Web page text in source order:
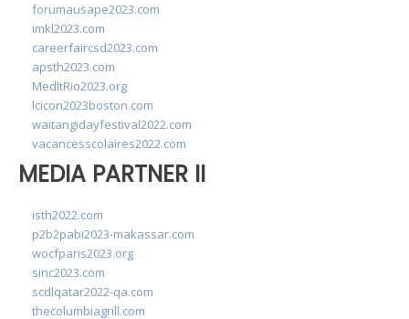
forumausape2023.com
imkl2023.com
careerfaircsd2023.com
apsth2023.com
MedItRio2023.org
lcicon2023boston.com
waitangidayfestival2022.com
vacancesscolaires2022.com
MEDIA PARTNER II
isth2022.com
p2b2pabi2023-makassar.com
wocfparis2023.org
sinc2023.com
scdlqatar2022-qa.com
thecolumbiagrill.com